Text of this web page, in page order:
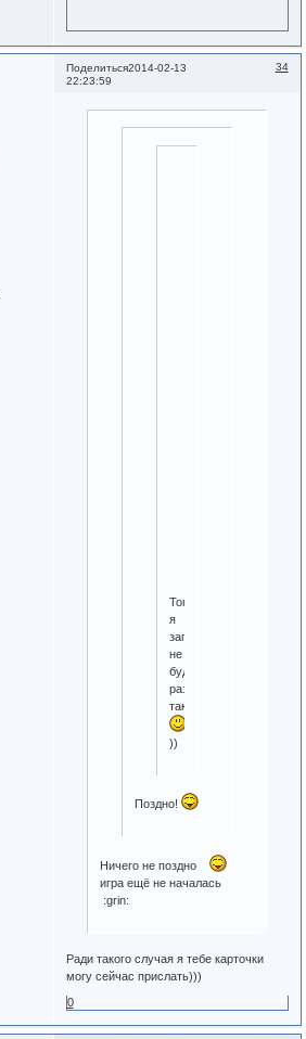
Поделиться 34
2014-02-13
22:23:59
Тогда
я
записываться
не
буду,
раз
так
))
Поздно!
Ничего не поздно
игра ещё не началась
:grin:
Ради такого случая я тебе карточки
могу сейчас прислать)))
0